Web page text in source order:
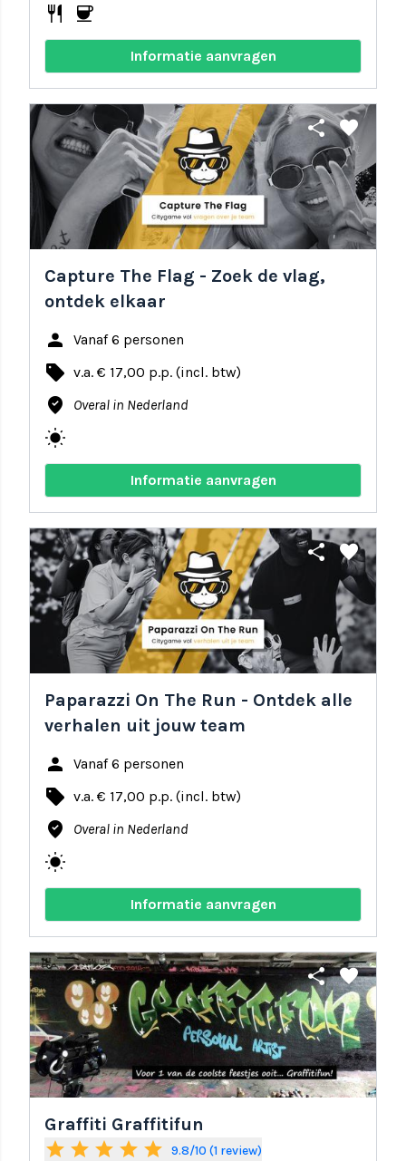
restaurant coffee
Informatie aanvragen
share favorite
Capture The Flag - Zoek de vlag,
ontdek elkaar
person Vanaf 6 personen
local_offer v.a. € 17,00 p.p. (incl. btw)
where_to_vote Overal in Nederland
wb_sunny
Informatie aanvragen
share favorite
Paparazzi On The Run - Ontdek alle
verhalen uit jouw team
person Vanaf 6 personen
local_offer v.a. € 17,00 p.p. (incl. btw)
where_to_vote Overal in Nederland
wb_sunny
Informatie aanvragen
share favorite
Graffiti Graffitifun
star star star star star 9.8/10 (1 review)